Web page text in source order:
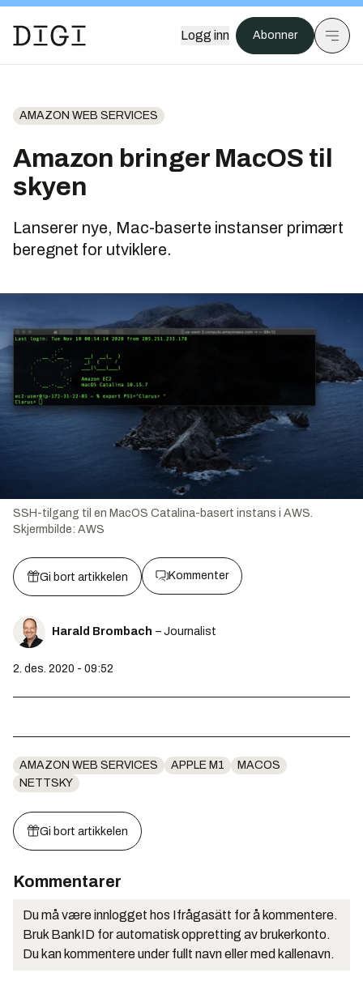
Logg inn Abonner
AMAZON WEB SERVICES
Amazon bringer MacOS til
skyen
Lanserer nye, Mac-baserte instanser primært
beregnet for utviklere.
SSH-tilgang til en MacOS Catalina-basert instans i AWS.
Skjermbilde: AWS
Gi bort artikkelen Kommenter
Harald Brombach – Journalist
2. des. 2020 - 09:52
AMAZON WEB SERVICES APPLE M1
MACOS
NETTSKY
Gi bort artikkelen
Kommentarer
Du må være innlogget hos Ifrågasätt for å kommentere.
Bruk BankID for automatisk oppretting av brukerkonto.
Du kan kommentere under fullt navn eller med kallenavn.